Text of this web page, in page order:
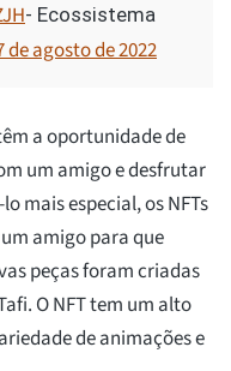
- Ecossistema
de agosto de 2022
a oportunidade de
um amigo e desfrutar
mais especial, os NFTs
amigo para que
peças foram criadas
O NFT tem um alto
de animações e